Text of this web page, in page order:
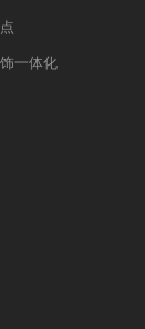
一体化